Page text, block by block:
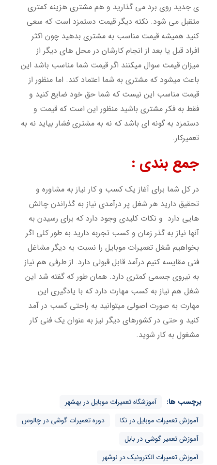
ی جدید روی برد می گذارید و هم مشتری هزینه کمتری
متقبل می شود. نکته دیگر قیمت دستمزد است که سعی
کنید همیشه قیمت مناسب به مشتری بدهید چون اکثر
افراد قبل یا بعد از انجام کارشان در محل های دیگر از
میزان قیمت سوال میکنند اگر قیمت شما مناسب باشد این
باعث میشود که مشتری به شما اعتماد کند. اما منظور از
قیمت مناسب این نیست که شما حق خود ضایع کنید و
فقط به فکر مشتری باشید منظور این است که قیمت و
دستمزد به گونه ای باشد که نه به مشتری فشار بیاید نه به
تعمیرکار.
جمع بندی :
در کل شما برای آغاز یک کسب و کار نیاز به مشاوره و
تحقیق دارید هر شغل پر درآمدی نیاز به گذراندن چالش
هایی دارد و نکات کلیدی وجود دارد که برای رسیدن به
آنها نیاز به گذر زمان و کسب تجربه دارید.به طور کلی اگر
بخواهیم شغل تعمیرات موبایل را نسبت به دیگر مشاغل
فنی مقایسه کنیم درآمد قابل قبولی دارد. از طرفی هم نیاز
به نیروی جسمی کمتری دارد. همان طور که گفته شد این
شغل هم نیاز به کسب مهارت دارد که با یادگیری این
مهارت به صورت اصولی میتوانید به راحتی کسب در آمد
کنید و حتی در کشورهای دیگر نیز به عنوان یک فنی کار
مشغول به کار شوید.
برچسب ها:
آموزشگاه تعمیرات موبایل در بهشهر
آموزش تعمیرات موبایل در نکا
دوره تعمیرات گوشی در چالوس
آموزش تعمیر گوشی در بابل
آموزش تعمیرات الکترونیک در نوشهر